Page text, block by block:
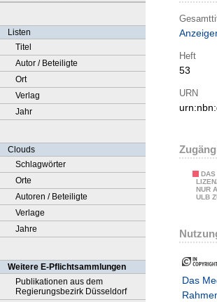
Listen
Titel
Autor / Beteiligte
Ort
Verlag
Jahr
Clouds
Schlagwörter
Orte
Autoren / Beteiligte
Verlage
Jahre
Weitere E-Pflichtsammlungen
Publikationen aus dem
Regierungsbezirk Düsseldorf
Heft
53
URN
NUR
ULB
Das